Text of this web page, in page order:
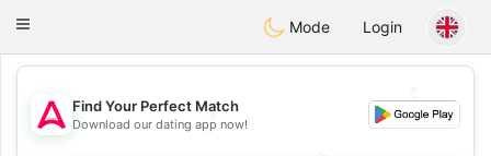
Tantôt
Toggle
Mode Login
💕
Find Your Perfect Match
Download our dating app now!